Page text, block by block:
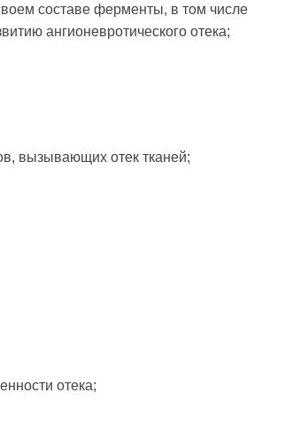
составе ферменты, в том числе
ангионевротического отека;
вызывающих отек тканей;
отека;